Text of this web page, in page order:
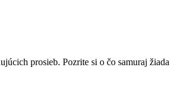
prosieb. Pozrite si o čo samuraj žiada